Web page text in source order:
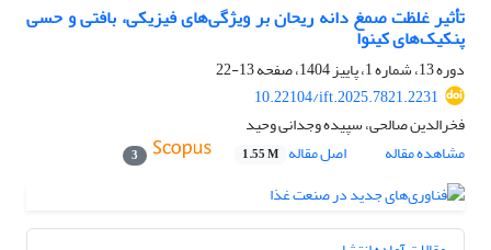
تأثیر غلظت صمغ دانه ریحان بر ویژگی‌های فیزیکی، بافتی و حسی
پنکیک‌های کینوا
دوره 13، شماره 1، پاییز 1404، صفحه
13-22
10.22104/ift.2025.7821.2231
فخرالدین صالحی، سپیده وجدانی وحید
مشاهده مقاله
اصل مقاله 1.55 M
3